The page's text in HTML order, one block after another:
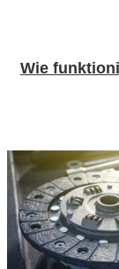
Wie